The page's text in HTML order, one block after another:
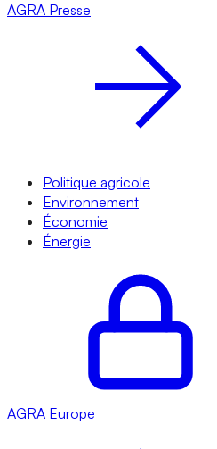
AGRA Presse
Politique agricole
Environnement
Économie
Énergie
AGRA Europe